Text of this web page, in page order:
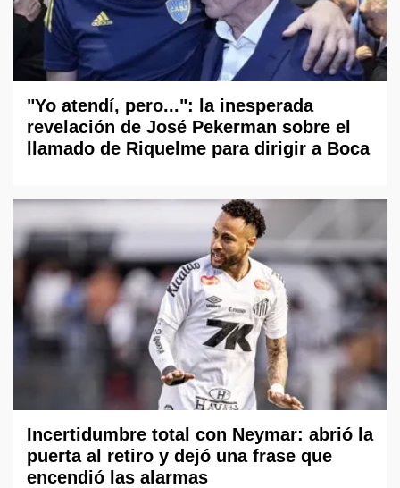
"Yo atendí, pero...": la inesperada
revelación de José Pekerman sobre el
llamado de Riquelme para dirigir a Boca
Incertidumbre total con Neymar: abrió la
puerta al retiro y dejó una frase que
encendió las alarmas